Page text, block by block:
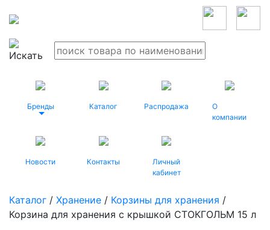
Бренды Каталог Распродажа
О
компании
Новости Контакты
Личный
кабинет
Каталог / Хранение / Корзины для хранения /
Корзина для хранения с крышкой СТОКГОЛЬМ 15 л